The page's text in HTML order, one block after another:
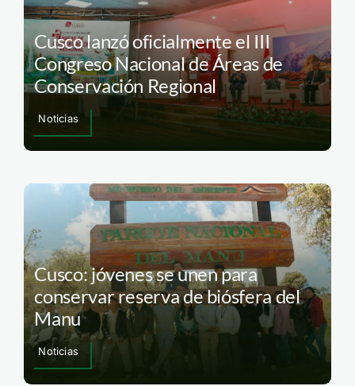
Cusco lanzó oficialmente el III
Congreso Nacional de Áreas de
Conservación Regional
Noticias
Cusco: jóvenes se unen para
conservar reserva de biósfera del
Manu
Noticias